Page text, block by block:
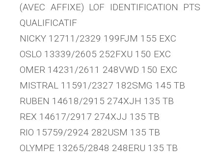
(AVEC AFFIXE) LOF IDENTIFICATION PTS
QUALIFICATIF
NICKY 12711/2329 199FJM 155 EXC
OSLO 13339/2605 252FXU 150 EXC
OMER 14231/2611 248VWD 150 EXC
MISTRAL 11591/2327 182SMG 145 TB
RUBEN 14618/2915 274XJH 135 TB
REX 14617/2917 274XJJ 135 TB
RIO 15759/2924 282USM 135 TB
OLYMPE 13265/2848 248ERU 135 TB